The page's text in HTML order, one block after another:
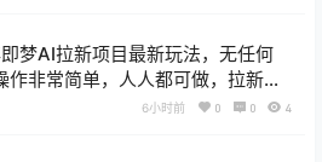
梦AI拉新项目最新玩法，无任何
作非常简单，人人都可做，拉新佣
米每单（更新08月07日）
6小时前 0 0 4